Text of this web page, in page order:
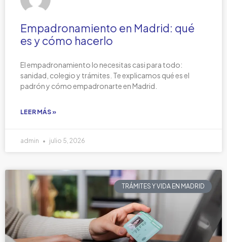
Empadronamiento en Madrid: qué
es y cómo hacerlo
El empadronamiento lo necesitas casi para todo:
sanidad, colegio y trámites. Te explicamos qué es el
padrón y cómo empadronarte en Madrid.
LEER MÁS »
admin julio 5, 2026
TRÁMITES Y VIDA EN MADRID